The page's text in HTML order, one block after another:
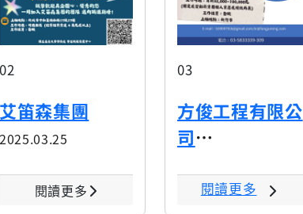
02
艾笛森集團
2025.03.25
閱讀更多
03
方俊工程有限公
司
閱讀更多